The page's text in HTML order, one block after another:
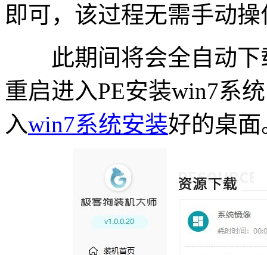
即可，该过程无需手动操
此期间将会全自动下
重启进入PE安装win7系
入win7系统安装好的桌面